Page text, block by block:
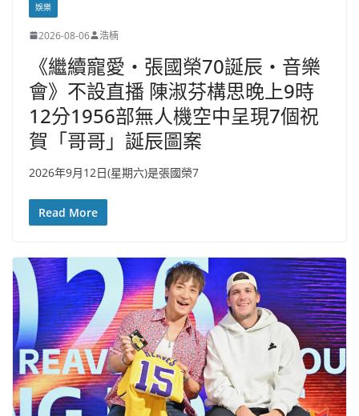
娛樂
2026-08-06 浩楠
《繼續寵愛・張國榮70誕辰・音樂
會》不設直播 陳淑芬構思晚上9時
12分1956部無人機空中呈現7個祝
賀「哥哥」誕辰圖案
2026年9月12日(星期六)是張國榮7
Read More